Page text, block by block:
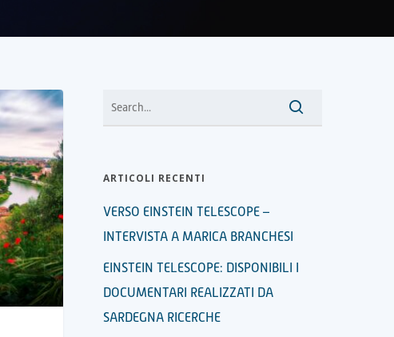
ARTICOLI RECENTI
VERSO EINSTEIN TELESCOPE –
INTERVISTA A MARICA BRANCHESI
EINSTEIN TELESCOPE: DISPONIBILI I
DOCUMENTARI REALIZZATI DA
SARDEGNA RICERCHE